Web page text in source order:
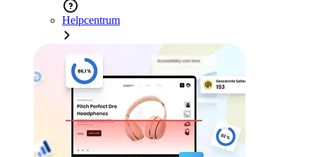
Helpcentrum